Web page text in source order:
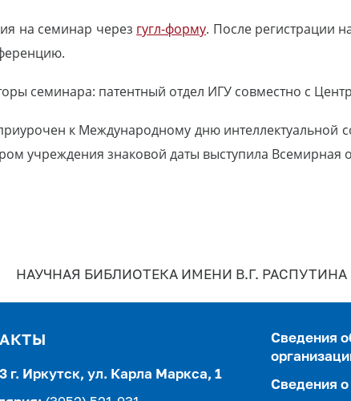
на семинар через гугл-форму. После регистрации
семинара: патентный отдел ИГУ совместно с
к Международному дню интеллектуальной
учреждения знаковой даты выступила Всемирная
НАУЧНАЯ БИБЛИОТЕКА ИМЕНИ В.Г. РАСПУТИНА
г. Иркутск, ул. Карла Маркса, 1
Сведения
Сведения